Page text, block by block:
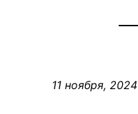
11 ноября, 2024